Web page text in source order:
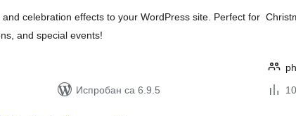
celebration effects to your WordPress site. Perfect for
and special events!
Испробан са 6.9.5